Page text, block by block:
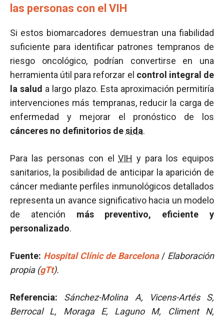
las personas con el VIH
Si estos biomarcadores demuestran una fiabilidad
suficiente para identificar patrones tempranos de
riesgo oncológico, podrían convertirse en una
herramienta útil para reforzar el control integral de
la salud a largo plazo. Esta aproximación permitiría
intervenciones más tempranas, reducir la carga de
enfermedad y mejorar el pronóstico de los
cánceres no definitorios desida.
Para las personas con elVIH y para los equipos
sanitarios, la posibilidad de anticipar la aparición de
cáncer mediante perfiles inmunológicos detallados
representa un avance significativo hacia un modelo
de atención más preventivo, eficiente y
personalizado.
Fuente: Hospital Clínic de Barcelona/ Elaboración
propia (gTt).
Referencia:
Sánchez-Molina A, Vicens-Artés S,
Berrocal L, Moraga E, Laguno M, Climent N,